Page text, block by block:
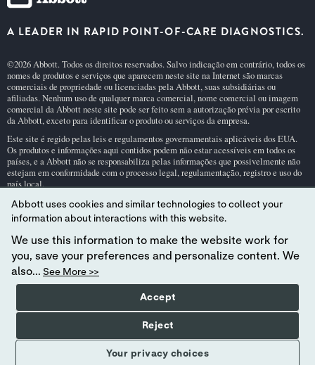
A LEADER IN RAPID POINT-OF-CARE DIAGNOSTICS.
©2026 Abbott. Todos os direitos reservados. Salvo indicação em contrário, todos os
nomes de produtos e serviços que aparecem neste site na Internet são marcas
comerciais de propriedade ou licenciadas pela Abbott, suas subsidiárias ou
afiliadas. Nenhum uso de qualquer marca comercial, nome comercial ou imagem
comercial da Abbott neste site pode ser feito sem a autorização prévia por escrito
da Abbott, exceto para identificar o produto ou serviços da empresa.
Este site é regido pelas leis e regulamentos governamentais aplicáveis dos EUA.
Os produtos e informações aqui contidos podem não estar acessíveis em todos os
países, e a Abbott não se responsabiliza pelas informações que possivelmente não
estejam em conformidade com o processo legal, regulamentação, registro e uso do
país local.
O uso deste site e das informações aqui contidas está sujeito a nossosTermos e Con
dições do SiteePolítica de Privacidade. As fotos exibidas são apenas para fins
Nem todos os produtos estão disponíveis em todas as regiões. Consulte seu
representante local para verificar a disponibilidade em mercados específicos.
Somente para uso em diagnóstico
i-STATe o uso pretendido, consulte as páginas individuais do produto ou as
informações do cartucho (informações de teste e cartucho/instruções de uso) na área
Abbott – Líder em diagnósticos rápidos no ponto de atendimento
Abbott uses cookies and similar technologies to collect your
information about interactions with this website.
We use this information to make the website work for
you, save your preferences and personalize content. We
also... See More >>
Your privacy choices
Accept
Reject